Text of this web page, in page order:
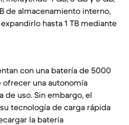
de almacenamiento interno,
hasta 1 TB mediante
con una batería de 5000
una autonomía
de uso. Sin embargo, el
tecnología de carga rápida
la batería